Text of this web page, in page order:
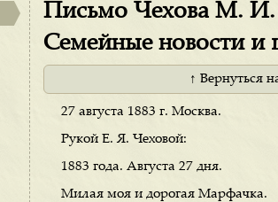
Письмо Чехова М. И.
Семейные новости и
↑ Вернуться
27 августа 1883 г. Москва.
Рукой Е. Я. Чеховой:
1883 года. Августа 27 дня.
Милая моя и дорогая Марфачка.